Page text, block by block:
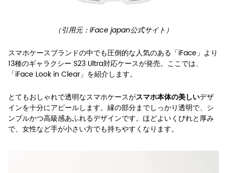
（引用元：iFace japan公式サイト）
スマホケースブランドの中でも圧倒的な人気のある「iFace」より
13種のギャラクシー S23 Ultra対応ケースが発売。ここでは、
「iFace Look in Clear」を紹介します。
とてもおしゃれで透明なスマホケースがスマホ本体の美しいデザ
インを十分にアピールします。縁の部分までしっかり透明で、シ
ンプルかつ高級感あふれるデザインです。ほどよいくびれと厚み
で、女性など手が小さい方でも持ちやすくなります。